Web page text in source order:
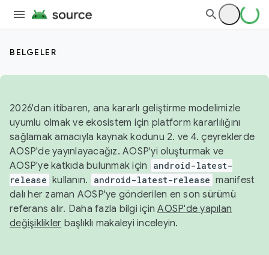
BELGELER
2026'dan itibaren, ana kararlı geliştirme modelimizle
uyumlu olmak ve ekosistem için platform kararlılığını
sağlamak amacıyla kaynak kodunu 2. ve 4. çeyreklerde
AOSP'de yayınlayacağız. AOSP'yi oluşturmak ve
AOSP'ye katkıda bulunmak için
android-latest-
release kullanın. android-latest-release manifest
dalı her zaman AOSP'ye gönderilen en son sürümü
referans alır. Daha fazla bilgi içinAOSP'de yapılan
değişiklikler başlıklı makaleyi inceleyin.